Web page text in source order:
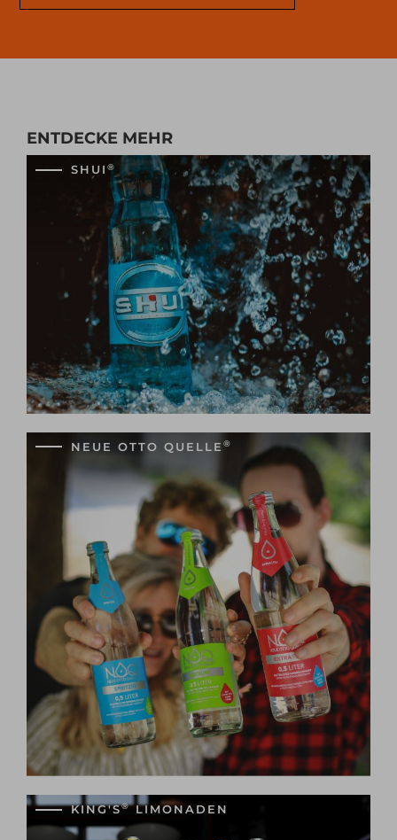
ENTDECKE MEHR
SHUI ®
NEUE OTTO QUELLE ®
KING'S®LIMONADEN